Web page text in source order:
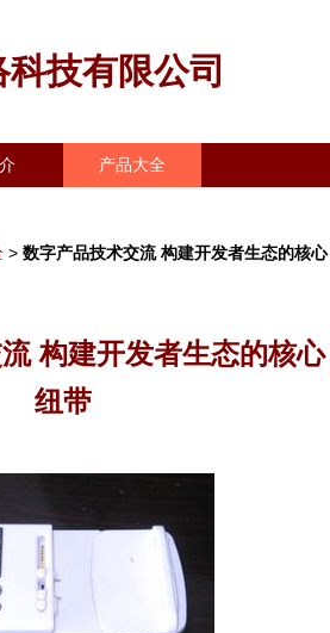
技有限公司
产品大全
> 数字产品技术交流 构建开发者生态的核心
构建开发者生态的核心
纽带